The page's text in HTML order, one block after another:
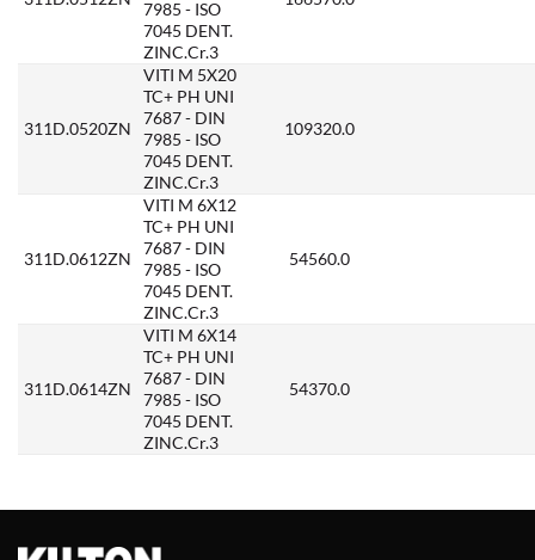
7985 - ISO
7045 DENT.
ZINC.Cr.3
311D.0520ZN
VITI M 5X20
TC+ PH UNI
7687 - DIN
7985 - ISO
7045 DENT.
ZINC.Cr.3
109320.0
311D.0612ZN
VITI M 6X12
TC+ PH UNI
7687 - DIN
7985 - ISO
7045 DENT.
ZINC.Cr.3
54560.0
311D.0614ZN
VITI M 6X14
TC+ PH UNI
7687 - DIN
7985 - ISO
7045 DENT.
ZINC.Cr.3
54370.0